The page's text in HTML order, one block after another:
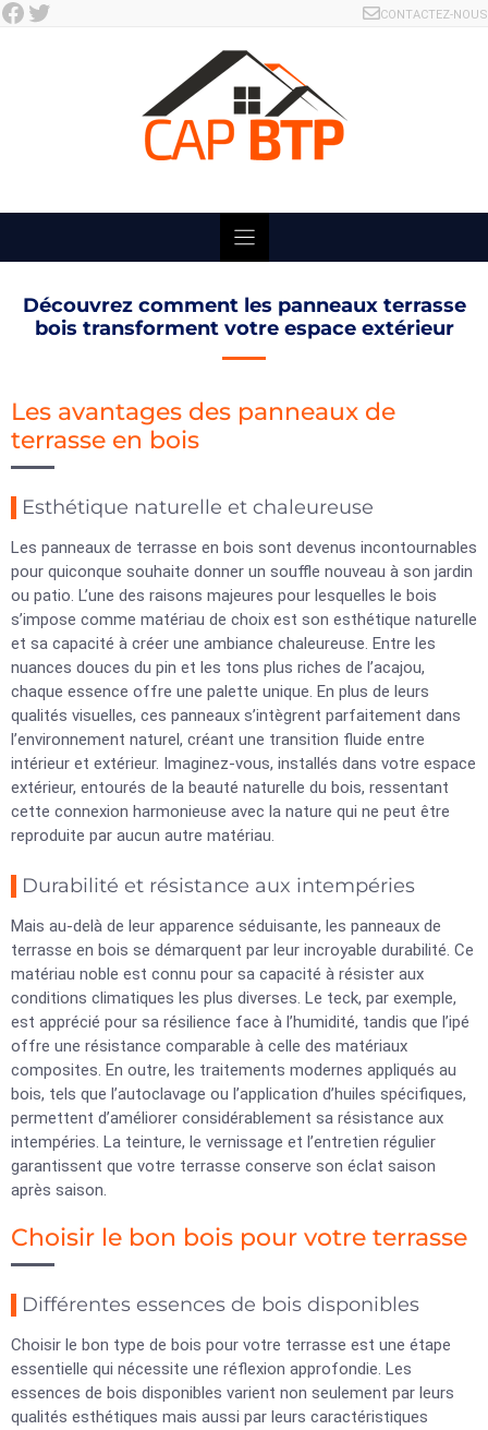
Skip
Facebook Twitter CONTACTEZ-NOUS
Découvrez comment les panneaux terrasse
bois transforment votre espace extérieur
Les avantages des panneaux de
terrasse en bois
Esthétique naturelle et chaleureuse
Les panneaux de terrasse en bois sont devenus incontournables
pour quiconque souhaite donner un souffle nouveau à son jardin
ou patio. L’une des raisons majeures pour lesquelles le bois
s’impose comme matériau de choix est son esthétique naturelle
et sa capacité à créer une ambiance chaleureuse. Entre les
nuances douces du pin et les tons plus riches de l’acajou,
chaque essence offre une palette unique. En plus de leurs
qualités visuelles, ces panneaux s’intègrent parfaitement dans
l’environnement naturel, créant une transition fluide entre
intérieur et extérieur. Imaginez-vous, installés dans votre espace
extérieur, entourés de la beauté naturelle du bois, ressentant
cette connexion harmonieuse avec la nature qui ne peut être
reproduite par aucun autre matériau.
Durabilité et résistance aux intempéries
Mais au-delà de leur apparence séduisante, les panneaux de
terrasse en bois se démarquent par leur incroyable durabilité. Ce
matériau noble est connu pour sa capacité à résister aux
conditions climatiques les plus diverses. Le teck, par exemple,
est apprécié pour sa résilience face à l’humidité, tandis que l’ipé
offre une résistance comparable à celle des matériaux
composites. En outre, les traitements modernes appliqués au
bois, tels que l’autoclavage ou l’application d’huiles spécifiques,
permettent d’améliorer considérablement sa résistance aux
intempéries. La teinture, le vernissage et l’entretien régulier
garantissent que votre terrasse conserve son éclat saison
après saison.
Choisir le bon bois pour votre terrasse
Différentes essences de bois disponibles
Choisir le bon type de bois pour votre terrasse est une étape
essentielle qui nécessite une réflexion approfondie. Les
essences de bois disponibles varient non seulement par leurs
qualités esthétiques mais aussi par leurs caractéristiques